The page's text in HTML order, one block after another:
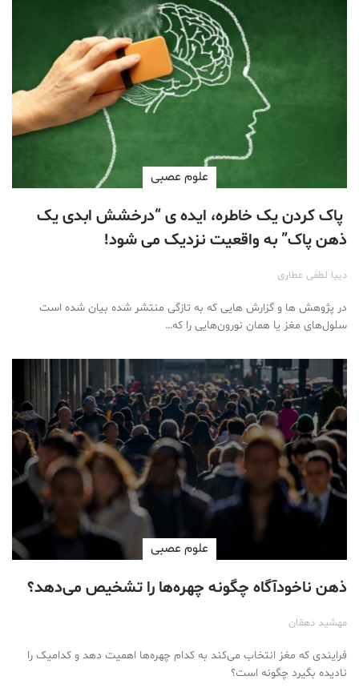
علوم عصبی
پاک کردن یک خاطره، ایده ی “درخشش ابدی یک
ذهن پاک” به واقعیت نزدیک می شود!
دیبا لطفی عطاری
در پژوهش ها و گزارش هایی که به تازگی منتشر شده بیان شده است
سلول‌های مغز یا همان نورون‌هایی را که…
علوم عصبی
ذهن ناخودآگاه چگونه چهره‌ها را تشخیص می‌دهد؟
مهشید دهقان
فرایندی که مغز انتخاب می‌کند به کدام چهره‌ها اهمیت دهد و کدامیک را
نادیده بگیرد چگونه است؟